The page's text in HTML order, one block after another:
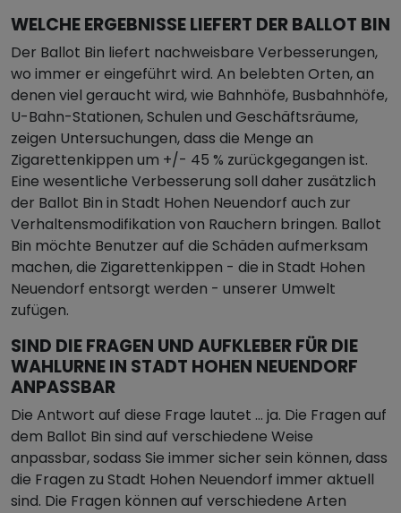
WELCHE ERGEBNISSE LIEFERT DER BALLOT BIN
Der Ballot Bin liefert nachweisbare Verbesserungen,
wo immer er eingeführt wird. An belebten Orten, an
denen viel geraucht wird, wie Bahnhöfe, Busbahnhöfe,
U-Bahn-Stationen, Schulen und Geschäftsräume,
zeigen Untersuchungen, dass die Menge an
Zigarettenkippen um +/- 45 % zurückgegangen ist.
Eine wesentliche Verbesserung soll daher zusätzlich
der Ballot Bin in Stadt Hohen Neuendorf auch zur
Verhaltensmodifikation von Rauchern bringen. Ballot
Bin möchte Benutzer auf die Schäden aufmerksam
machen, die Zigarettenkippen - die in Stadt Hohen
Neuendorf entsorgt werden - unserer Umwelt
zufügen.
SIND DIE FRAGEN UND AUFKLEBER FÜR DIE
WAHLURNE IN STADT HOHEN NEUENDORF
ANPASSBAR
Die Antwort auf diese Frage lautet … ja. Die Fragen auf
dem Ballot Bin sind auf verschiedene Weise
anpassbar, sodass Sie immer sicher sein können, dass
die Fragen zu Stadt Hohen Neuendorf immer aktuell
sind. Die Fragen können auf verschiedene Arten